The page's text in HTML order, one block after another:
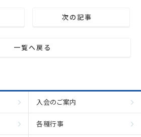
一覧へ戻る
次の記事
入会のご案内
各種行事